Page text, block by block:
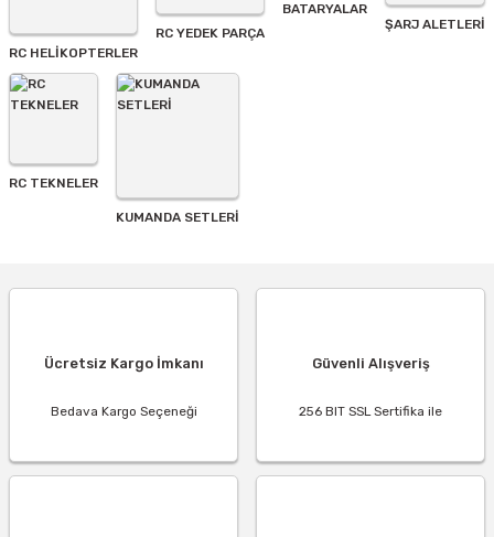
Gönder
RC HELİKOPTERLER
RC YEDEK PARÇA
BATARYALAR
ŞARJ ALETLERI
RC TEKNELER
KUMANDA SETLERİ
Ücretsiz Kargo İmkanı
Bedava Kargo Seçeneği
Güvenli Alışveriş
256 BIT SSL Sertifika ile